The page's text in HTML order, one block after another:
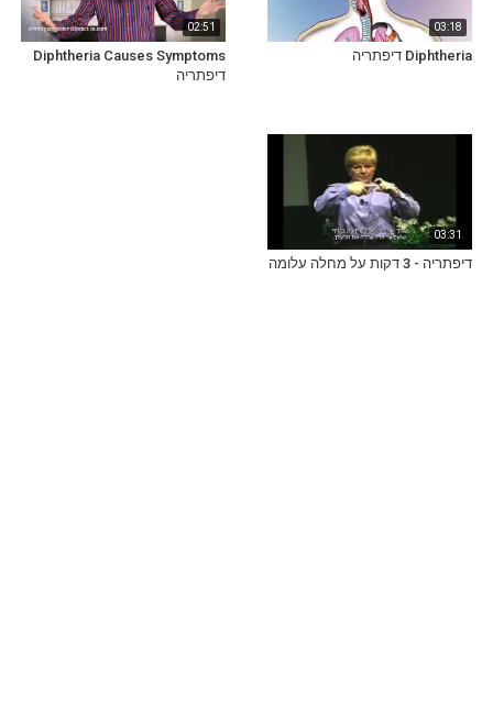
03:18
Diphtheria דיפתריה
02:51
Diphtheria Causes Symptoms
דיפתריה
03:31
דיפתריה - 3 דקות על מחלה עלומה